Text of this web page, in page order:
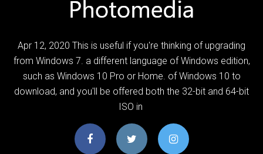
Apr 12, 2020 This is useful if you're thinking of upgrading
from Windows 7. a different language of Windows edition,
such as Windows 10 Pro or Home. of Windows 10 to
download, and you'll be offered both the 32-bit and 64-bit
ISO in